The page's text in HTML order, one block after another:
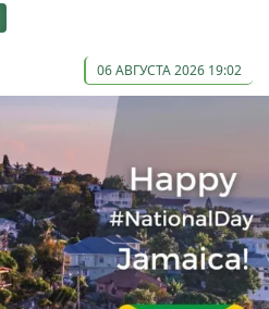
06 АВГУСТА 2026 19:02